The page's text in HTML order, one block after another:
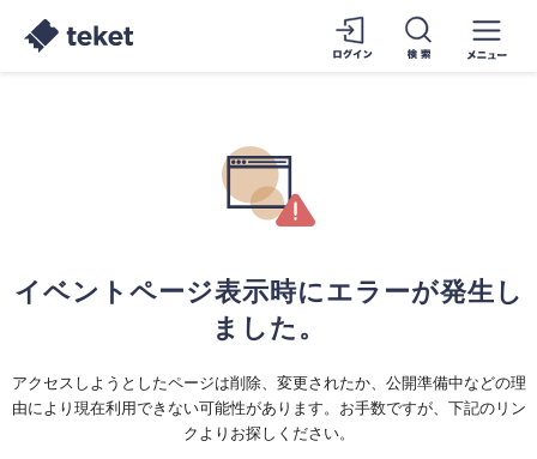
イベントページ表示時にエラーが発生し
ました。
アクセスしようとしたページは削除、変更されたか、公開準備中などの理
由により現在利用できない可能性があります。お手数ですが、下記のリン
クよりお探しください。